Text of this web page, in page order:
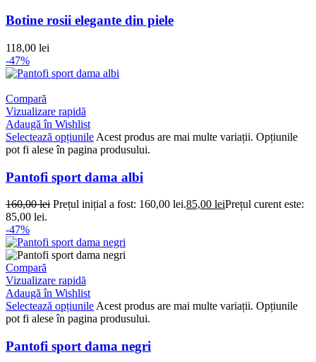
Botine rosii elegante din piele
118,00 lei
-47%
Compară
Vizualizare rapidă
Adaugă în Wishlist
Selectează opțiunile Acest produs are mai multe variații. Opțiunile
pot fi alese în pagina produsului.
Pantofi sport dama albi
160,00lei Prețul inițial a fost: 160,00 lei.85,00 leiPrețul curent este:
85,00 lei.
-47%
Compară
Vizualizare rapidă
Adaugă în Wishlist
Selectează opțiunile Acest produs are mai multe variații. Opțiunile
pot fi alese în pagina produsului.
Pantofi sport dama negri